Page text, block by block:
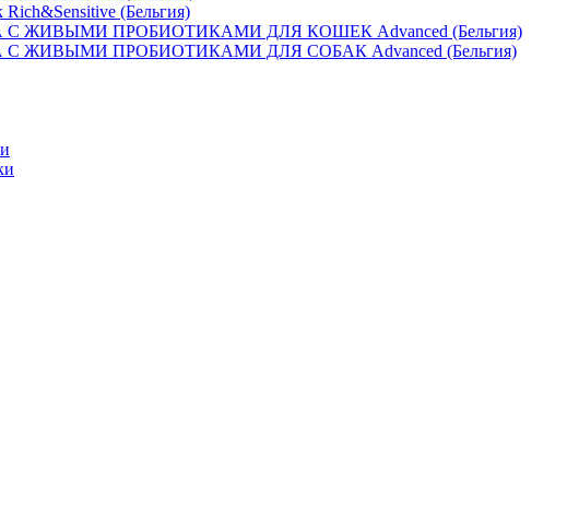
Rich&Sensitive (Бельгия)
ЖИВЫМИ ПРОБИОТИКАМИ ДЛЯ КОШЕК Advanced (Бельгия)
ЖИВЫМИ ПРОБИОТИКАМИ ДЛЯ СОБАК Advanced (Бельгия)